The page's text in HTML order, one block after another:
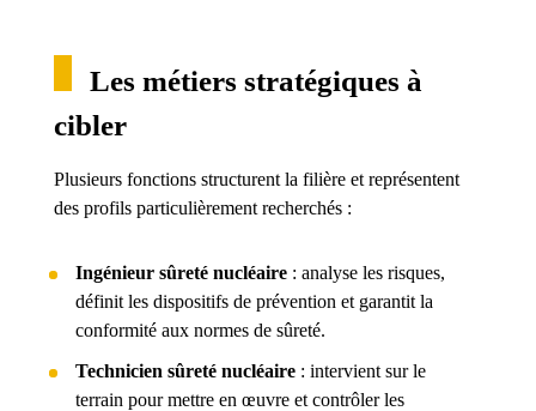
Les métiers stratégiques à
cibler
Plusieurs fonctions structurent la filière et représentent
des profils particulièrement recherchés :
Ingénieur sûreté nucléaire: analyse les risques,
définit les dispositifs de prévention et garantit la
conformité aux normes de sûreté.
Technicien sûreté nucléaire: intervient sur le
terrain pour mettre en œuvre et contrôler les